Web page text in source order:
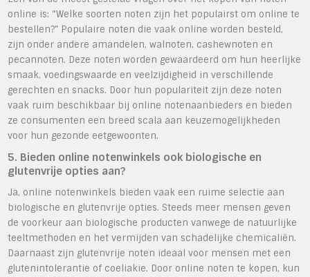
online is: “Welke soorten noten zijn het populairst om online te
bestellen?” Populaire noten die vaak online worden besteld,
zijn onder andere amandelen, walnoten, cashewnoten en
pecannoten. Deze noten worden gewaardeerd om hun heerlijke
smaak, voedingswaarde en veelzijdigheid in verschillende
gerechten en snacks. Door hun populariteit zijn deze noten
vaak ruim beschikbaar bij online notenaanbieders en bieden
ze consumenten een breed scala aan keuzemogelijkheden
voor hun gezonde eetgewoonten.
5. Bieden online notenwinkels ook biologische en
glutenvrije opties aan?
Ja, online notenwinkels bieden vaak een ruime selectie aan
biologische en glutenvrije opties. Steeds meer mensen geven
de voorkeur aan biologische producten vanwege de natuurlijke
teeltmethoden en het vermijden van schadelijke chemicaliën.
Daarnaast zijn glutenvrije noten ideaal voor mensen met een
glutenintolerantie of coeliakie. Door online noten te kopen, kun